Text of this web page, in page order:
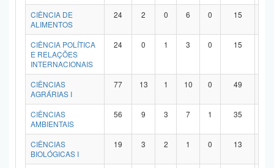
CIÊNCIA DE
ALIMENTOS
24 2 0 6 0 15
CIÊNCIA POLÍTICA
E RELAÇÕES
INTERNACIONAIS
24 0 1 3 0 15
CIÊNCIAS
AGRÁRIAS I
77 13 1 10 0 49
CIÊNCIAS
AMBIENTAIS
56 9 3 7 1 35
CIÊNCIAS
BIOLÓGICAS I
19 3 2 1 0 13